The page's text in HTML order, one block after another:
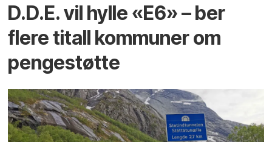
D.D.E. vil hylle «E6» – ber
flere titall kommuner om
pengestøtte